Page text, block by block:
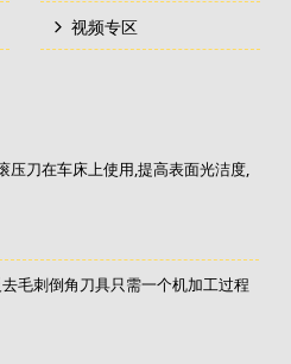
视频专区
压刀在车床上使用,提高表面光洁度,
毛刺倒角刀具只需一个机加工过程